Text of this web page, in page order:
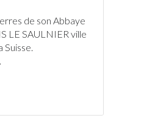
de son Abbaye
LE SAULNIER ville
Suisse.